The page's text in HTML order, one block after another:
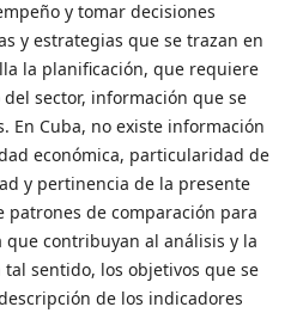
y tomar decisiones
y estrategias que se trazan en
la planificación, que requiere
sector, información que se
En Cuba, no existe información
económica, particularidad de
y pertinencia de la presente
de comparación para
contribuyan al análisis y la
sentido, los objetivos que se
de los indicadores